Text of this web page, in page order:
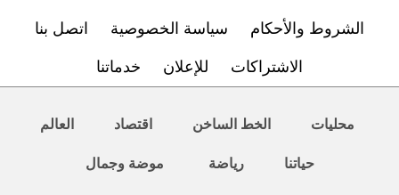
الشروط والأحكام سياسة الخصوصية اتصل بنا
الاشتراكات للإعلان خدماتنا
محليات الخط الساخن اقتصاد العالم
حياتنا رياضة موضة وجمال